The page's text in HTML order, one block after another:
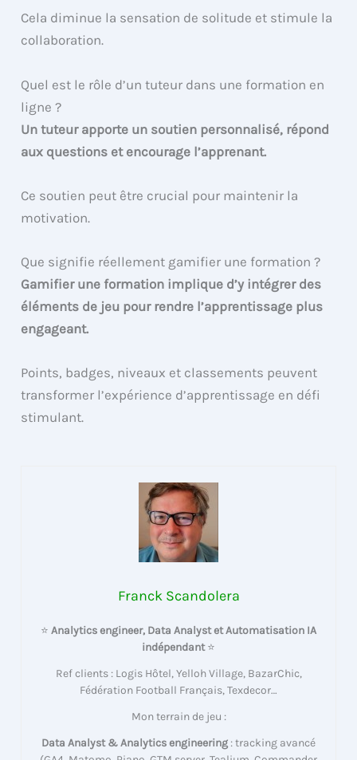
Cela diminue la sensation de solitude et stimule la
collaboration.
Quel est le rôle d’un tuteur dans une formation en
ligne ?
Un tuteur apporte un soutien personnalisé, répond
aux questions et encourage l’apprenant.
Ce soutien peut être crucial pour maintenir la
motivation.
Que signifie réellement gamifier une formation ?
Gamifier une formation implique d’y intégrer des
éléments de jeu pour rendre l’apprentissage plus
engageant.
Points, badges, niveaux et classements peuvent
transformer l’expérience d’apprentissage en défi
stimulant.
Franck Scandolera
⭐ Analytics engineer, Data Analyst et Automatisation IA
indépendant⭐
Ref clients : Logis Hôtel, Yelloh Village, BazarChic,
Fédération Football Français, Texdecor…
Mon terrain de jeu :
Data Analyst & Analytics engineering : tracking avancé